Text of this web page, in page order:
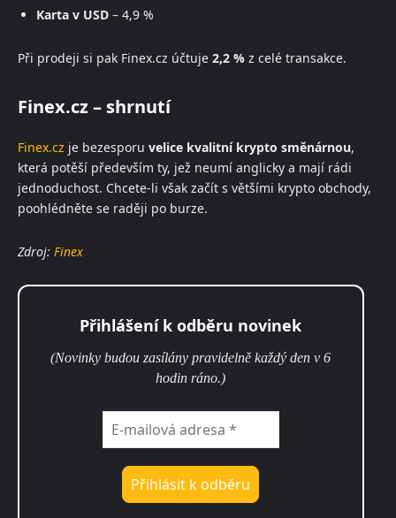
Karta v USD – 4,9 %
Při prodeji si pak Finex.cz účtuje 2,2 % z celé transakce.
Finex.cz – shrnutí
Finex.cz je bezesporu velice kvalitní krypto směnárnou,
která potěší především ty, jež neumí anglicky a mají rádi
jednoduchost. Chcete-li však začít s většími krypto obchody,
poohlédněte se raději po burze.
Zdroj: Finex
Přihlášení k odběru novinek
(Novinky budou zasílány pravidelně každý den v 6
hodin ráno.)